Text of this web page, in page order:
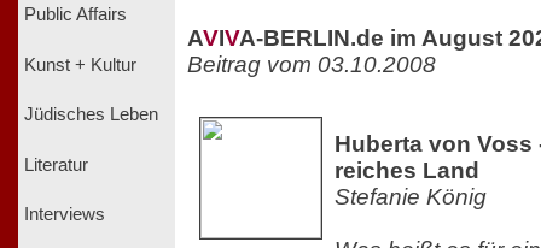
Public Affairs
Kunst + Kultur
Jüdisches Leben
Literatur
Interviews
AVIVA-BERLIN.de im August
Beitrag vom 03.10.2008
Huberta von Voss
reiches Land
Stefanie König